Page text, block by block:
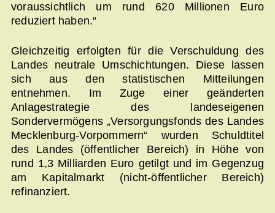
voraussichtlich um rund 620 Millionen Euro
reduziert haben.“
Gleichzeitig erfolgten für die Verschuldung des
Landes neutrale Umschichtungen. Diese lassen
sich aus den statistischen Mitteilungen
entnehmen. Im Zuge einer geänderten
Anlagestrategie des landeseigenen
Sondervermögens „Versorgungsfonds des Landes
Mecklenburg-Vorpommern“ wurden Schuldtitel
des Landes (öffentlicher Bereich) in Höhe von
rund 1,3 Milliarden Euro getilgt und im Gegenzug
am Kapitalmarkt (nicht-öffentlicher Bereich)
refinanziert.